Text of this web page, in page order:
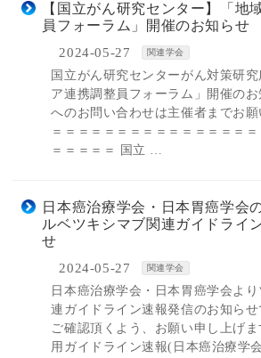
【国立がん研究センター】「地
員フォーラム」開催のお知らせ
2024-05-27 関連学会
国立がん研究センターがん対策研
ア連携調整員フォーラム」開催の
へのお問い合わせは主催者までお
＝＝＝＝＝＝＝＝＝＝＝＝＝＝＝
＝＝＝＝＝ 国立 …
日本癌治療学会・日本胃癌学会
ルベツキシマブ関連ガイドライ
せ
2024-05-27 関連学会
日本癌治療学会・日本胃癌学会よ
連ガイドライン速報発信のお知ら
ご確認頂くよう、お願い申し上げ
用ガイドライン速報(日本癌治療学